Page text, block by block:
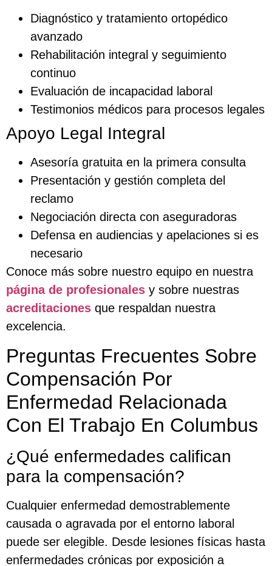
Diagnóstico y tratamiento ortopédico
avanzado
Rehabilitación integral y seguimiento
continuo
Evaluación de incapacidad laboral
Testimonios médicos para procesos legales
Apoyo Legal Integral
Asesoría gratuita en la primera consulta
Presentación y gestión completa del
reclamo
Negociación directa con aseguradoras
Defensa en audiencias y apelaciones si es
necesario
Conoce más sobre nuestro equipo en nuestra
página de profesionales y sobre nuestras
acreditaciones que respaldan nuestra
excelencia.
Preguntas Frecuentes Sobre
Compensación Por
Enfermedad Relacionada
Con El Trabajo En Columbus
¿Qué enfermedades califican
para la compensación?
Cualquier enfermedad demostrablemente
causada o agravada por el entorno laboral
puede ser elegible. Desde lesiones físicas hasta
enfermedades crónicas por exposición a